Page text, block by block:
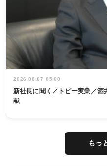
2026.08.07 05:00
新社長に聞く／トピー実業／
献
もっ